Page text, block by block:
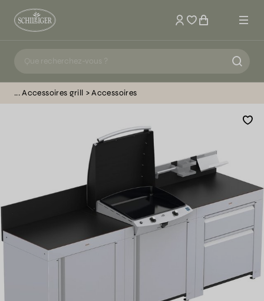
Mon compte
Accessoires grill Accessoires